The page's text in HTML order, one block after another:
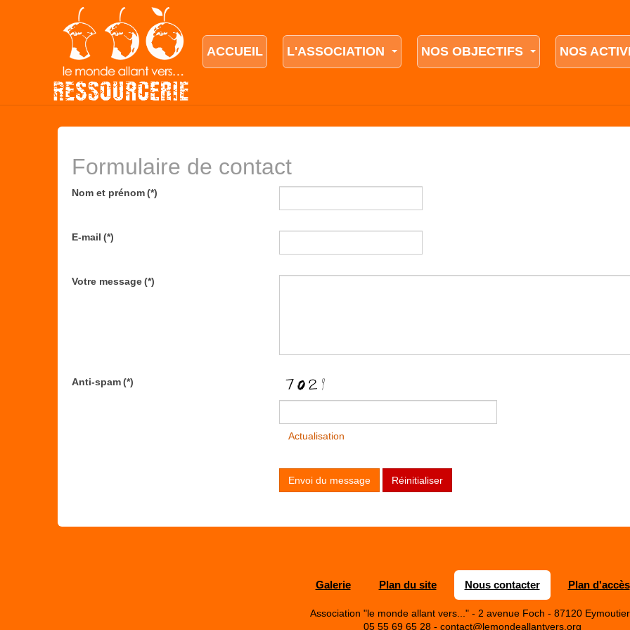
ACCUEIL L'ASSOCIATION NOS OBJECTIFS NOS
Formulaire de contact
Nom et prénom(*)
E-mail (*)
Votre message(*)
Anti-spam(*)
Actualisation
Envoi du message Réinitialiser
Galerie Plan du site Nous contacter Plan d'accès
Association "le monde allant vers..." - 2 avenue Foch - 87120
05 55 69 65 28 - contact@lemondeallantvers.org